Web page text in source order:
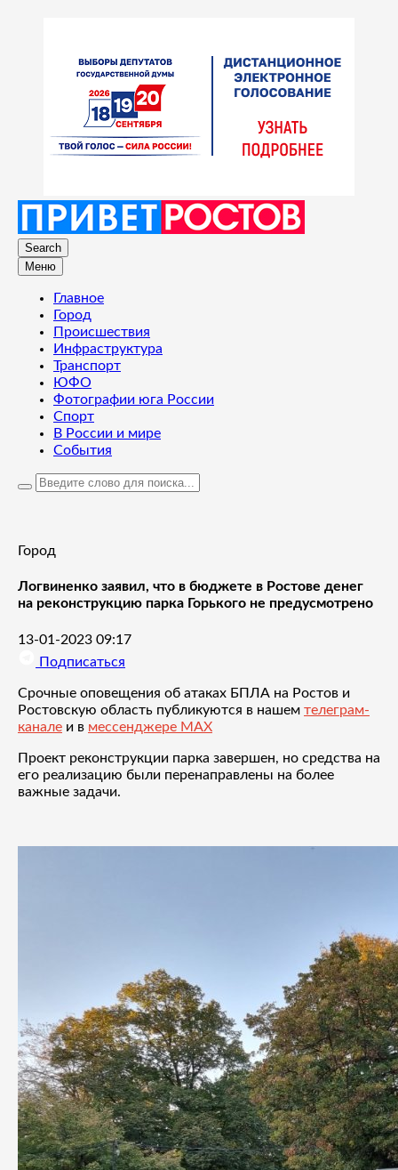
Search
Меню
Главное
Город
Происшествия
Инфраструктура
Транспорт
ЮФО
Фотографии юга России
Спорт
В России и мире
События
Город
Логвиненко заявил, что в бюджете в Ростове денег
на реконструкцию парка Горького не предусмотрено
13-01-2023 09:17
Подписаться
Срочные оповещения об атаках БПЛА на Ростов и
Ростовскую область публикуются в нашем телеграм-
канале и в мессенджере MAX
Проект реконструкции парка завершен, но средства на
его реализацию были перенаправлены на более
важные задачи.